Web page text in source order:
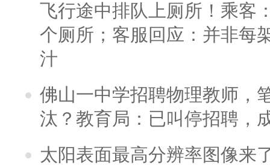
飞行途中排队上厕所！乘客
个厕所；客服回应：并非每
汁
佛山一中学招聘物理教师，
汰？教育局：已叫停招聘，
太阳表面最高分辨率图像来